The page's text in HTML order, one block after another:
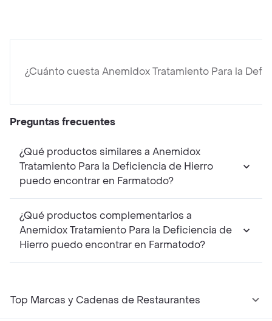
¿Cuánto cuesta Anemidox Tratamiento Para la
Preguntas frecuentes
¿Qué productos similares a Anemidox
Tratamiento Para la Deficiencia de Hierro
puedo encontrar en Farmatodo?
¿Qué productos complementarios a
Anemidox Tratamiento Para la Deficiencia de
Hierro puedo encontrar en Farmatodo?
Top Marcas y Cadenas de Restaurantes